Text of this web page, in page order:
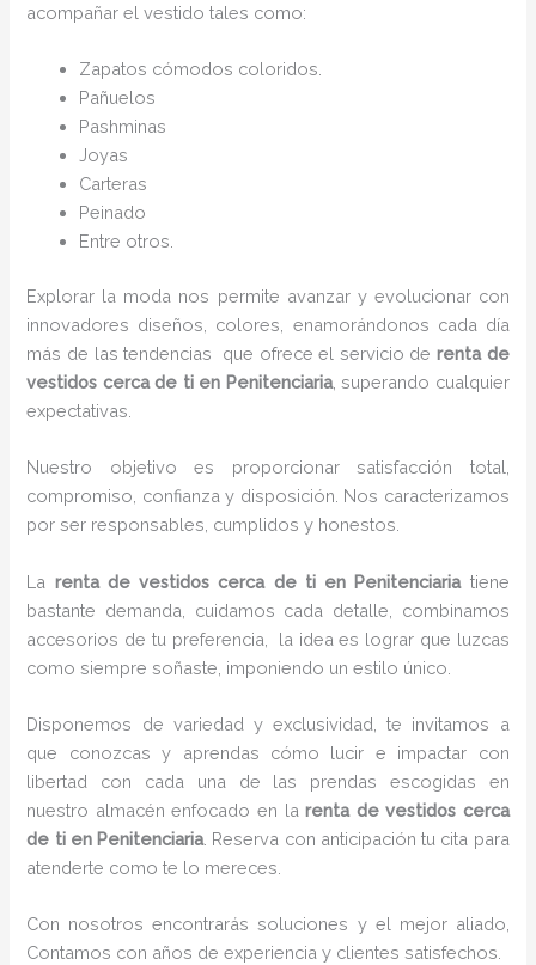
acompañar el vestido tales como:
Zapatos cómodos coloridos.
Pañuelos
Pashminas
Joyas
Carteras
Peinado
Entre otros.
Explorar la moda nos permite avanzar y evolucionar con
innovadores diseños, colores, enamorándonos cada día
más de las tendencias que ofrece el servicio de renta de
vestidos cerca de ti en Penitenciaria, superando cualquier
expectativas.
Nuestro objetivo es proporcionar satisfacción total,
compromiso, confianza y disposición. Nos caracterizamos
por ser responsables, cumplidos y honestos.
La renta de vestidos cerca de ti en Penitenciaria tiene
bastante demanda, cuidamos cada detalle, combinamos
accesorios de tu preferencia, la idea es lograr que luzcas
como siempre soñaste, imponiendo un estilo único.
Disponemos de variedad y exclusividad, te invitamos a
que conozcas y aprendas cómo lucir e impactar con
libertad con cada una de las prendas escogidas en
nuestro almacén enfocado en larenta de vestidos cerca
de ti en Penitenciaria. Reserva con anticipación tu cita para
atenderte como te lo mereces.
Con nosotros encontrarás soluciones y el mejor aliado,
Contamos con años de experiencia y clientes satisfechos.